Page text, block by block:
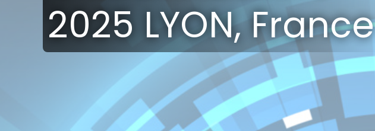
2025 LYON, France